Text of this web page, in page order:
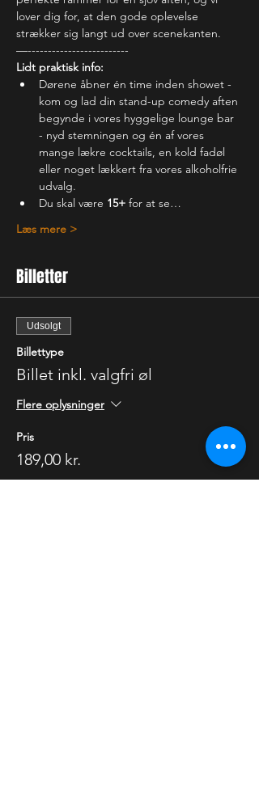
lover dig for, at den gode oplevelse
strækker sig langt ud over scenekanten.
—-------------------------
Lidt praktisk info:
Dørene åbner én time inden showet -
kom og lad din stand-up comedy aften
begynde i vores hyggelige lounge bar
- nyd stemningen og én af vores
mange lækre cocktails, en kold fadøl
eller noget lækkert fra vores alkoholfrie
udvalg.
Du skal være 15+ for at se…
Læs mere >
Billetter
Udsolgt
Billettype
Billet inkl. valgfri øl
Flere oplysninger
Pris
189,00 kr.